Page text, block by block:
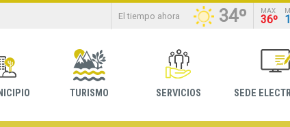
El tiempo ahora 34º MAX
36º
TURISMO SERVICIOS SEDE